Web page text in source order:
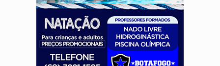
Sinjur parabeniza servidores pelo adicional de incentivo com
Publicação Legal: AVISO DE LICITAÇÃO: Pregão Eletrônico Nº 12/
BR-364:Polícia apreende mais de uma tonelada de drogas em fundo